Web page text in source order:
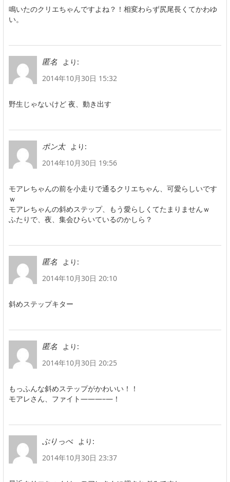
鳴いたのクリエちゃんですよね？！相変わらず尻尾長くてかわゆ
い。
匿名
より:
2014年10月30日 15:32
野生じゃないけど 夜、動き出す
ポン太
より:
2014年10月30日 19:56
モアレちゃんの前を小走りで通るクリエちゃん、可愛らしいです
ｗ
モアレちゃんの斜めステップ、もう愛らしくてたまりませんｗ
ふたりで、夜、集会ひらいているのかしら？
匿名
より:
2014年10月30日 20:10
斜めステップキター
匿名
より:
2014年10月30日 20:25
もっふんな斜めステップがかわいい！！
モアレさん、ファイト———–―！
ぶりっぺ
より:
2014年10月30日 23:37